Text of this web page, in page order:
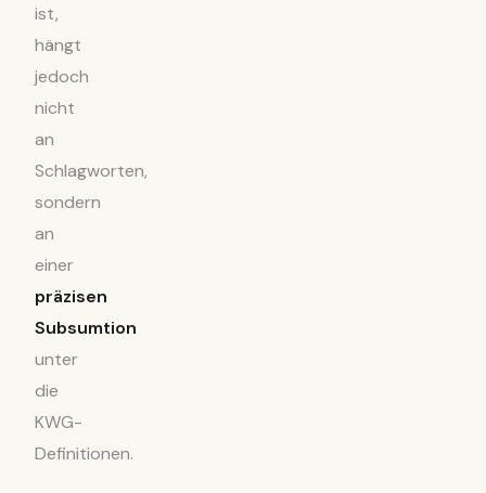
ist,
hängt
jedoch
nicht
an
Schlagworten,
sondern
an
einer
präzisen
Subsumtion
unter
die
KWG-
Definitionen.